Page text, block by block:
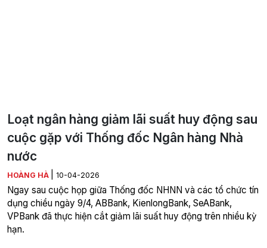
Loạt ngân hàng giảm lãi suất huy động sau
cuộc gặp với Thống đốc Ngân hàng Nhà
nước
HOÀNG HÀ 10-04-2026
Ngay sau cuộc họp giữa Thống đốc NHNN và các tổ chức tín
dụng chiều ngày 9/4, ABBank, KienlongBank, SeABank,
VPBank đã thực hiện cắt giảm lãi suất huy động trên nhiều kỳ
hạn.